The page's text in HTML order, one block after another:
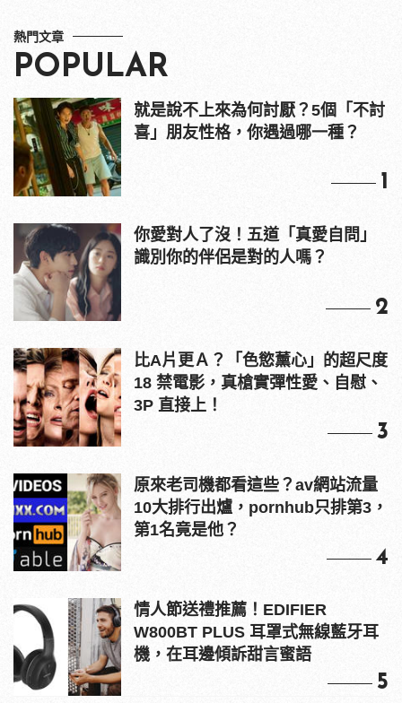
熱門文章
POPULAR
就是說不上來為何討厭？5個「不討
喜」朋友性格，你遇過哪一種？
1
你愛對人了沒！五道「真愛自問」
識別你的伴侶是對的人嗎？
2
比A片更Ａ？「色慾薰心」的超尺度
18 禁電影，真槍實彈性愛、自慰、
3P 直接上！
3
原來老司機都看這些？av網站流量
10大排行出爐，pornhub只排第3，
第1名竟是他？
4
情人節送禮推薦！EDIFIER
W800BT PLUS 耳罩式無線藍牙耳
機，在耳邊傾訴甜言蜜語
5